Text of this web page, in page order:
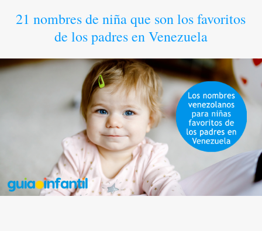
21 nombres de niña que son los favoritos
de los padres en Venezuela